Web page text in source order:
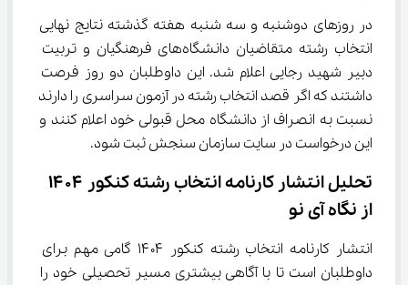
در روزهای دوشنبه و سه شنبه هفته گذشته نتایج نهایی
انتخاب رشته متقاضیان دانشگاه‌های فرهنگیان و تربیت
دبیر شهید رجایی اعلام شد. این داوطلبان دو روز فرصت
داشتند که اگر قصد انتخاب رشته در آزمون سراسری را دارند
نسبت به انصراف از دانشگاه محل قبولی خود اعلام کنند و
این درخواست در سایت سازمان سنجش ثبت شود.
از نگاه آی نو
انتشار کارنامه انتخاب رشته کنکور ۱۴۰۴ گامی مهم برای
داوطلبان است تا با آگاهی بیشتری مسیر تحصیلی خود را